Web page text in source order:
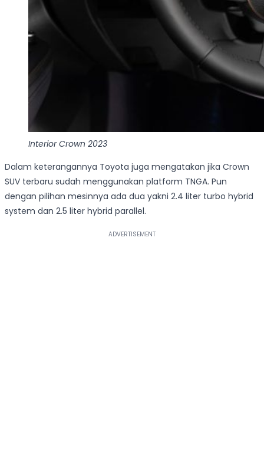
Interior Crown 2023
Dalam keterangannya Toyota juga mengatakan jika Crown
SUV terbaru sudah menggunakan platform TNGA. Pun
dengan pilihan mesinnya ada dua yakni 2.4 liter turbo hybrid
system dan 2.5 liter hybrid parallel.